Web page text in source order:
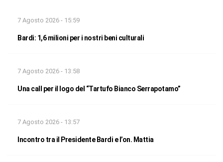
7 Agosto 2026 - 15:59
Bardi: 1,6 milioni per i nostri beni culturali
7 Agosto 2026 - 13:58
Una call per il logo del “Tartufo Bianco Serrapotamo”
7 Agosto 2026 - 13:57
Incontro tra il Presidente Bardi e l’on. Mattia